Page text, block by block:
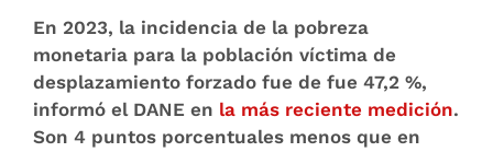
En 2023, la incidencia de la pobreza
monetaria para la población víctima de
desplazamiento forzado fue de fue 47,2 %,
informó el DANE en la más reciente medición.
Son 4 puntos porcentuales menos que en